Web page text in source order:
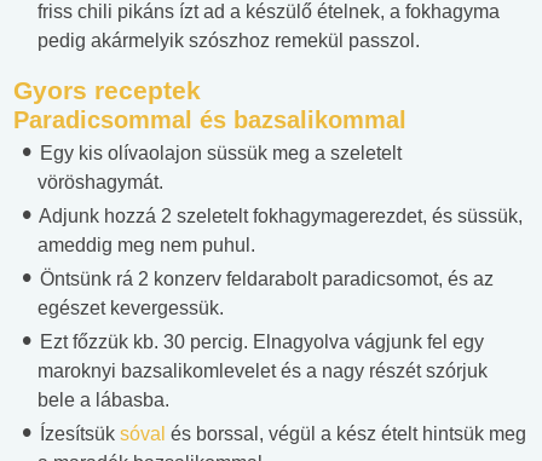
friss chili pikáns ízt ad a készülő ételnek, a fokhagyma
pedig akármelyik szószhoz remekül passzol.
Gyors receptek
Paradicsommal és bazsalikommal
Egy kis olívaolajon süssük meg a szeletelt
vöröshagymát.
Adjunk hozzá 2 szeletelt fokhagymagerezdet, és süssük,
ameddig meg nem puhul.
Öntsünk rá 2 konzerv feldarabolt paradicsomot, és az
egészet kevergessük.
Ezt főzzük kb. 30 percig. Elnagyolva vágjunk fel egy
maroknyi bazsalikomlevelet és a nagy részét szórjuk
bele a lábasba.
Ízesítsük sóval és borssal, végül a kész ételt hintsük meg